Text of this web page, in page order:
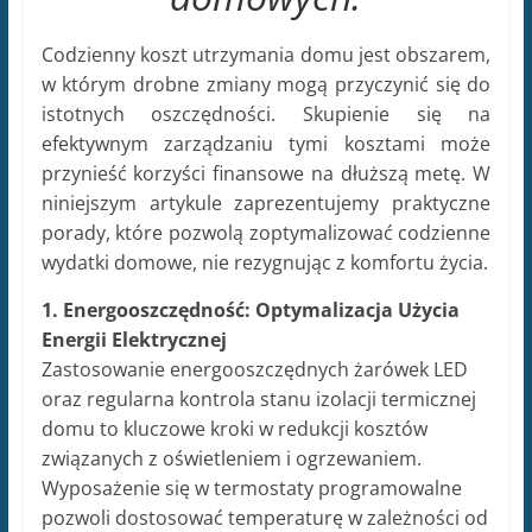
Codzienny koszt utrzymania domu jest obszarem,
w którym drobne zmiany mogą przyczynić się do
istotnych oszczędności. Skupienie się na
efektywnym zarządzaniu tymi kosztami może
przynieść korzyści finansowe na dłuższą metę. W
niniejszym artykule zaprezentujemy praktyczne
porady, które pozwolą zoptymalizować codzienne
wydatki domowe, nie rezygnując z komfortu życia.
1. Energooszczędność: Optymalizacja Użycia
Energii Elektrycznej
Zastosowanie energooszczędnych żarówek LED
oraz regularna kontrola stanu izolacji termicznej
domu to kluczowe kroki w redukcji kosztów
związanych z oświetleniem i ogrzewaniem.
Wyposażenie się w termostaty programowalne
pozwoli dostosować temperaturę w zależności od